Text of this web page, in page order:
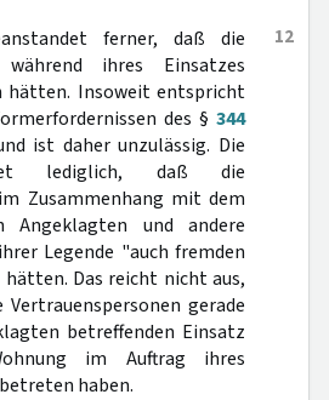
12
ferner, daß die
während ihres Einsatzes
hätten. Insoweit entspricht
des § 344
ist daher unzulässig. Die
lediglich, daß die
Zusammenhang mit dem
Angeklagten und andere
Legende "auch fremden
Das reicht nicht aus,
gerade
betreffenden Einsatz
im Auftrag ihres
haben.